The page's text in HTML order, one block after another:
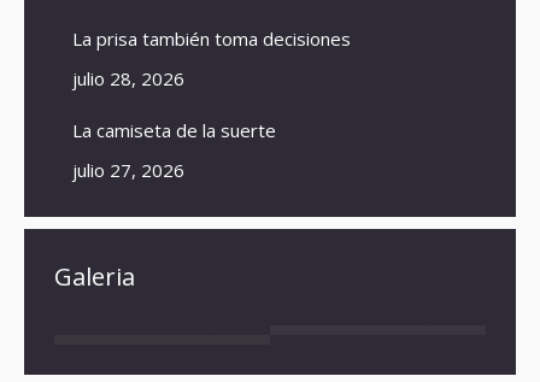
La prisa también toma decisiones
julio 28, 2026
La camiseta de la suerte
julio 27, 2026
Galeria